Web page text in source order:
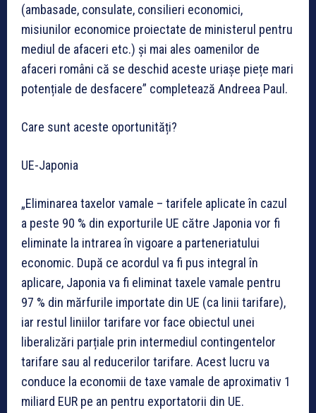
(ambasade, consulate, consilieri economici,
misiunilor economice proiectate de ministerul pentru
mediul de afaceri etc.) și mai ales oamenilor de
afaceri români că se deschid aceste uriașe piețe mari
potențiale de desfacere” completează Andreea Paul.
Care sunt aceste oportunități?
UE-Japonia
„Eliminarea taxelor vamale – tarifele aplicate în cazul
a peste 90 % din exporturile UE către Japonia vor fi
eliminate la intrarea în vigoare a parteneriatului
economic. După ce acordul va fi pus integral în
aplicare, Japonia va fi eliminat taxele vamale pentru
97 % din mărfurile importate din UE (ca linii tarifare),
iar restul liniilor tarifare vor face obiectul unei
liberalizări parțiale prin intermediul contingentelor
tarifare sau al reducerilor tarifare. Acest lucru va
conduce la economii de taxe vamale de aproximativ 1
miliard EUR pe an pentru exportatorii din UE.